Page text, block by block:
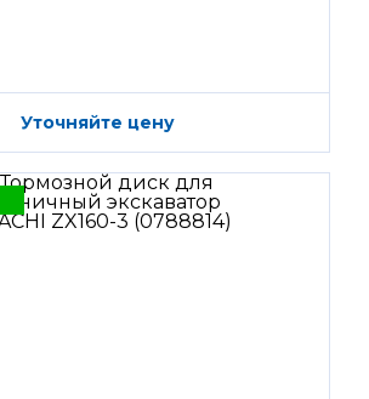
Уточняйте цену